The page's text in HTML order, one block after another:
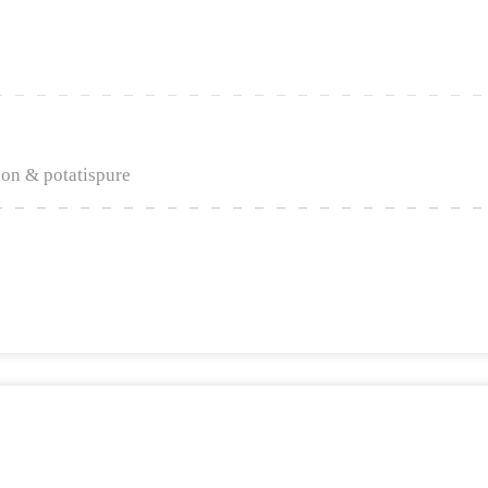
& potatispure